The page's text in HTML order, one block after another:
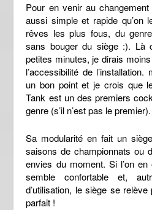
Pour en venir au
aussi simple et rapide qu’on
rêves les plus fous, du
sans bouger du siège :). Là
petites minutes, je dirais
l’accessibilité de
un bon point et je crois que
Tank est un des premiers
genre (s’il n’est pas le premier).
Sa modularité en fait un siège
saisons de championnats ou
envies du moment. Si l’on
semble confortable et,
d’utilisation, le siège se
parfait !